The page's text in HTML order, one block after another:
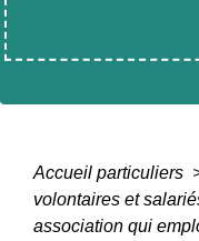
Accueil particuliers
volontaires et
association qui